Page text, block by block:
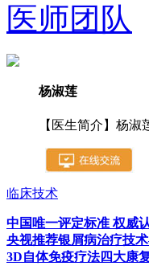
医师团队
杨淑莲
【医生简介】杨
临床技术
中国唯一评定标准 权威
央视推荐银屑病治疗技
3D自体免疫疗法四大康